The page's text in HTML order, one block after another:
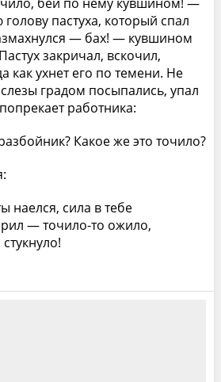
пастуха, который спал
— бах! — кувшином
закричал, вскочил,
как ухнет его по темени. Не
градом посыпались, упал
работника:
Какое же это точило?
наелся, сила в тебе
— точило-то ожило,